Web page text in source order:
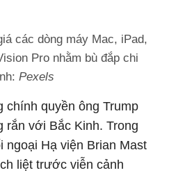
các dòng máy Mac, iPad,
Pro nhằm bù đắp chi
Pexels
chính quyền ông Trump
với Bắc Kinh. Trong
ngoại Hạ viện Brian Mast
liệt trước viễn cảnh